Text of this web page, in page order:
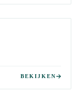
BEKIJKEN